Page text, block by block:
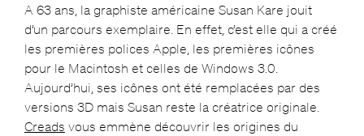
A 63 ans, la graphiste américaine Susan Kare jouit
d’un parcours exemplaire. En effet, c’est elle qui a créé
les premières polices Apple, les premières icônes
pour le Macintosh et celles de Windows 3.0.
Aujourd’hui, ses icônes ont été remplacées par des
versions 3D mais Susan reste la créatrice originale.
Creads vous emmène découvrir les origines du